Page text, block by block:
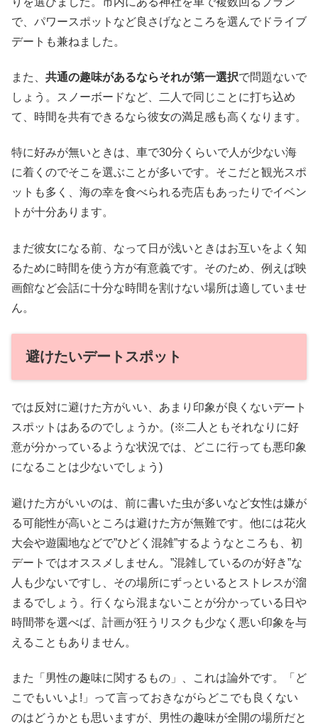
で、パワースポットなど良さげなところを選んでドライブ
デートも兼ねました。
また、 共通の趣味があるならそれが第一選択で問題ないで
しょう。スノーボードなど、二人で同じことに打ち込め
て、時間を共有できるなら彼女の満足感も高くなります。
特に好みが無いときは、車で30分くらいで人が少ない海
に着くのでそこを選ぶことが多いです。そこだと観光スポ
ットも多く、海の幸を食べられる売店もあったりでイベン
トが十分あります。
まだ彼女になる前、なって日が浅いときはお互いをよく知
るために時間を使う方が有意義です。そのため、例えば映
画館など会話に十分な時間を割けない場所は適していませ
ん。
避けたいデートスポット
では反対に避けた方がいい、あまり印象が良くないデート
スポットはあるのでしょうか。(※二人ともそれなりに好
意が分かっているような状況では、どこに行っても悪印象
になることは少ないでしょう)
避けた方がいいのは、前に書いた虫が多いなど女性は嫌が
る可能性が高いところは避けた方が無難です。他には花火
大会や遊園地などで”ひどく混雑”するようなところも、初
デートではオススメしません。”混雑しているのが好き”な
人も少ないですし、その場所にずっといるとストレスが溜
まるでしょう。行くなら混まないことが分かっている日や
時間帯を選べば、計画が狂うリスクも少なく悪い印象を与
えることもありません。
また「男性の趣味に関するもの」、これは論外です。「ど
こでもいいよ!」って言っておきながらどこでも良くない
のはどうかとも思いますが、男性の趣味が全開の場所だと